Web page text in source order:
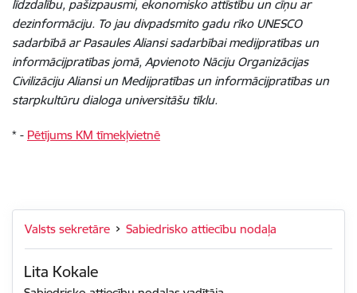
līdzdalību, pašizpausmi, ekonomisko attīstību un cīņu ar
dezinformāciju. To jau divpadsmito gadu rīko UNESCO
sadarbībā ar Pasaules Aliansi sadarbībai medijpratības un
informācijpratības jomā, Apvienoto Nāciju Organizācijas
Civilizāciju Aliansi un Medijpratības un informācijpratības un
starpkultūru dialoga universitāšu tīklu.
* - Pētījums KM tīmekļvietnē
Valsts sekretāre Sabiedrisko attiecību nodaļa
Lita Kokale